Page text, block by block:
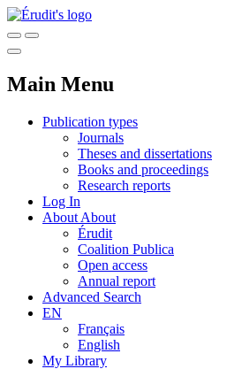
Main Menu
Publication types
Journals
Theses and dissertations
Books and proceedings
Research reports
Log In
About About
Érudit
Coalition Publica
Open access
Annual report
Advanced Search
EN
Français
English
My Library